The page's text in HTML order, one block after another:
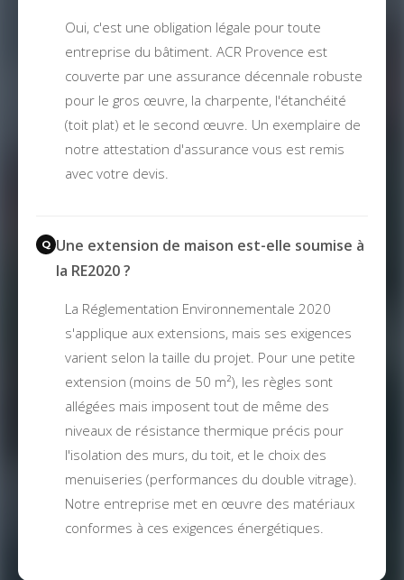
Oui, c'est une obligation légale pour toute
entreprise du bâtiment. ACR Provence est
couverte par une assurance décennale robuste
pour le gros œuvre, la charpente, l'étanchéité
(toit plat) et le second œuvre. Un exemplaire de
notre attestation d'assurance vous est remis
avec votre devis.
Une extension de maison est-elle soumise à
la RE2020 ?
La Réglementation Environnementale 2020
s'applique aux extensions, mais ses exigences
varient selon la taille du projet. Pour une petite
extension (moins de 50 m²), les règles sont
allégées mais imposent tout de même des
niveaux de résistance thermique précis pour
l'isolation des murs, du toit, et le choix des
menuiseries (performances du double vitrage).
Notre entreprise met en œuvre des matériaux
conformes à ces exigences énergétiques.